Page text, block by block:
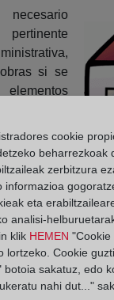
necesario
si se
más
de los
en el
cookie
beharrezkoak
zerbitzura
informazioa
eta
analisi-
klik HEMEN "Cookie
lortzeko. Cookie
botoia sakatuz, edo
nahi dut..."